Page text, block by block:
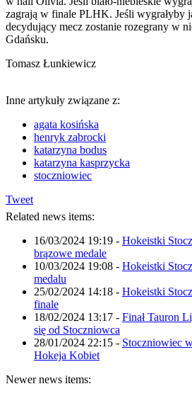
zagrają w finale PLHK. Jeśli wygrałyby
decydujący mecz zostanie rozegrany w
Gdańsku.
Tomasz Łunkiewicz
Inne artykuły związane z:
agata kosińska
henryk zabrocki
katarzyna bodus
katarzyna kasprzycka
stoczniowiec
Tweet
Related news items:
16/03/2024 19:19 - Hokeistki
brązowe medale
10/03/2024 19:08 - Hokeistki
medalu
25/02/2024 14:18 - Hokeistki
finale
18/02/2024 13:17 - Finał Tauron
się od Stoczniowca
28/01/2024 22:15 - Stoczniowiec
Hokeja Kobiet
Newer news items: